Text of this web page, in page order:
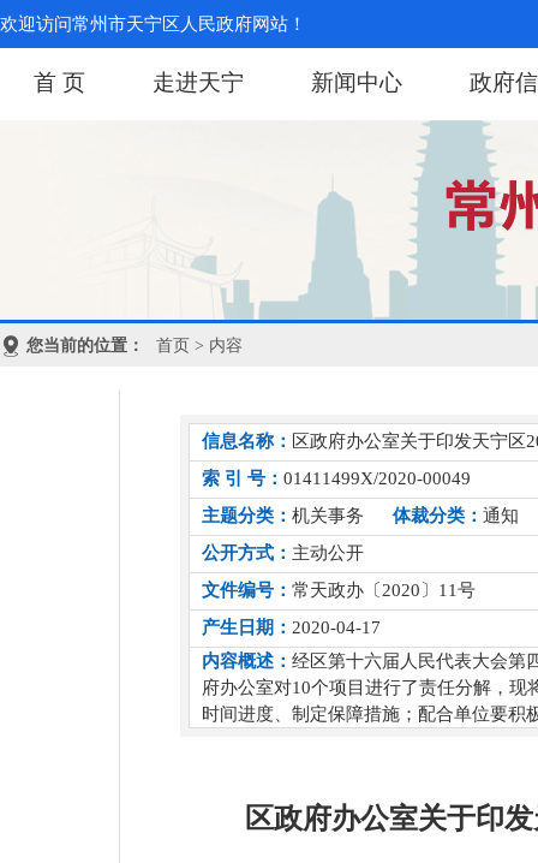
欢迎访问常州市天宁区人民政府网站！
首 页 走进天宁 新闻中心 政府
您当前的位置： 首页 > 内容
信息名称： 区政府办公室关于印发天宁区
索 引 号： 01411499X/2020-00049
主题分类： 机关事务 体裁分类： 通知
公开方式： 主动公开
文件编号： 常天政办〔2020〕11号
产生日期： 2020-04-17
内容概述： 经区第十六届人民代表大会第
府办公室对10个项目进行了责任分解，
时间进度、制定保障措施；配合单位要
区政府办公室关于印